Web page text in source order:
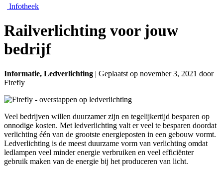
Infotheek
Railverlichting voor jouw
bedrijf
Informatie, Ledverlichting | Geplaatst op november 3, 2021 door
Firefly
Veel bedrijven willen duurzamer zijn en tegelijkertijd besparen op
onnodige kosten. Met ledverlichting valt er veel te besparen doordat
verlichting één van de grootste energieposten in een gebouw vormt.
Ledverlichting is de meest duurzame vorm van verlichting omdat
ledlampen veel minder energie verbruiken en veel efficiënter
gebruik maken van de energie bij het produceren van licht.